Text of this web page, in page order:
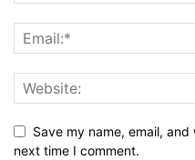
Save my name, email,
next time I comment.